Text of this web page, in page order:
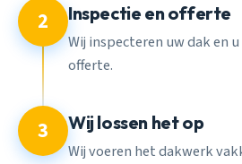
2 Inspectie en offerte
Wij inspecteren uw dak en
offerte.
3 Wij lossen het op
Wij voeren het dakwerk